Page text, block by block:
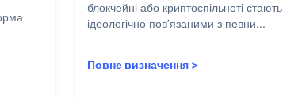
блокчейні або криптоспільноті стають
ідеологічно пов’язаними з певни...
Повне визначення>